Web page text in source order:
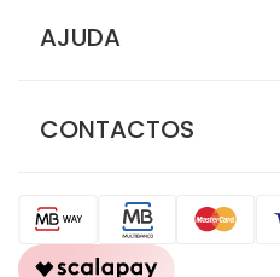
AJUDA
CONTACTOS